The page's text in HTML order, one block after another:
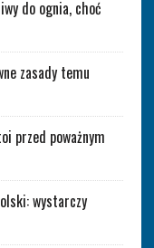
do ognia, choć
zasady temu
przed poważnym
wystarczy